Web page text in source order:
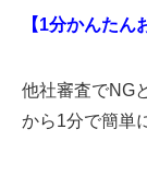
【1分かんたん
他社審査でNG
から1分で簡単